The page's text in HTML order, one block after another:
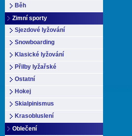
Běh
Zimní sporty
Sjezdové lyžování
Snowboarding
Klasické lyžování
Přilby lyžařské
Ostatní
Hokej
Skialpinismus
Krasobluslení
Oblečení